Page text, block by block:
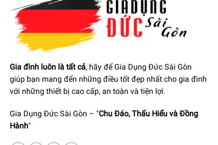
Gia đình luôn là tất cả, hãy để Gia Dụng Đức Sài Gòn
giúp bạn mang đến những điều tốt đẹp nhất cho gia đình
với những thiết bị cao cấp, an toàn và tiện lợi.
Gia Dụng Đức Sài Gòn – "Chu Đáo, Thấu Hiểu và Đồng
Hành"